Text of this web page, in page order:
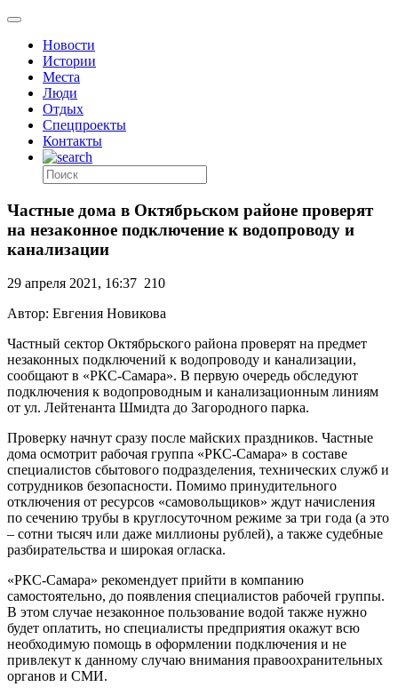
Новости
Истории
Места
Люди
Отдых
Спецпроекты
Контакты
Частные дома в Октябрьском районе проверят
на незаконное подключение к водопроводу и
канализации
29 апреля 2021, 16:37 210
Автор: Евгения Новикова
Частный сектор Октябрьского района проверят на предмет
незаконных подключений к водопроводу и канализации,
сообщают в «РКС-Самара». В первую очередь обследуют
подключения к водопроводным и канализационным линиям
от ул. Лейтенанта Шмидта до Загородного парка.
Проверку начнут сразу после майских праздников. Частные
дома осмотрит рабочая группа «РКС-Самара» в составе
специалистов сбытового подразделения, технических служб и
сотрудников безопасности. Помимо принудительного
отключения от ресурсов «самовольщиков» ждут начисления
по сечению трубы в круглосуточном режиме за три года (а это
– сотни тысяч или даже миллионы рублей), а также судебные
разбирательства и широкая огласка.
«РКС-Самара» рекомендует прийти в компанию
самостоятельно, до появления специалистов рабочей группы.
В этом случае незаконное пользование водой также нужно
будет оплатить, но специалисты предприятия окажут всю
необходимую помощь в оформлении подключения и не
привлекут к данному случаю внимания правоохранительных
органов и СМИ.